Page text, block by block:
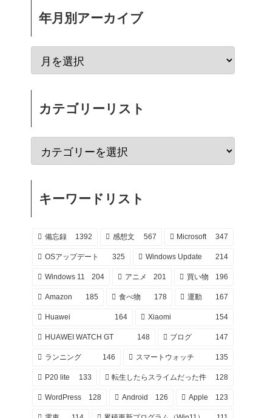
年月別アーカイブ
カテゴリーリスト
キーワードリスト
備忘録 1392 感想文 567 Microsoft 347
OSアップデート 325 Windows Update 214
Windows 11 204 アニメ 201 買い物 196
Amazon 185 食べ物 178 運動 167
Huawei 164 Xiaomi 154
HUAWEI WATCH GT 148 ブログ 147
ランニング 146 スマートウォッチ 135
P20 lite 133 転生したらスライムだった件 128
WordPress 128 Android 126 Apple 123